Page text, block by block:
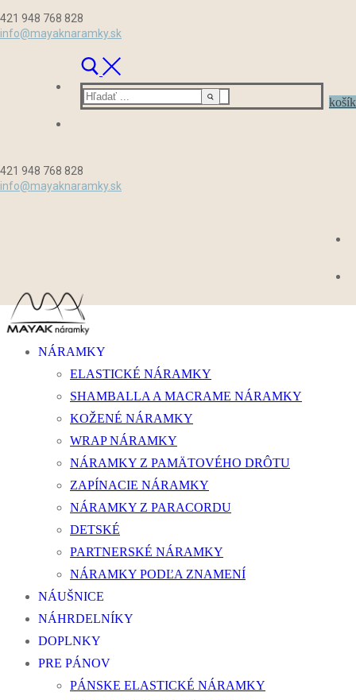
na
421 948 768 828
info@mayaknaramky.sk
Hľadať:
košík
421 948 768 828
info@mayaknaramky.sk
NÁRAMKY
ELASTICKÉ NÁRAMKY
SHAMBALLA A MACRAME NÁRAMKY
KOŽENÉ NÁRAMKY
WRAP NÁRAMKY
NÁRAMKY Z PAMÄTOVÉHO DRÔTU
ZAPÍNACIE NÁRAMKY
NÁRAMKY Z PARACORDU
DETSKÉ
PARTNERSKÉ NÁRAMKY
NÁRAMKY PODĽA ZNAMENÍ
NÁUŠNICE
NÁHRDELNÍKY
DOPLNKY
PRE PÁNOV
PÁNSKE ELASTICKÉ NÁRAMKY